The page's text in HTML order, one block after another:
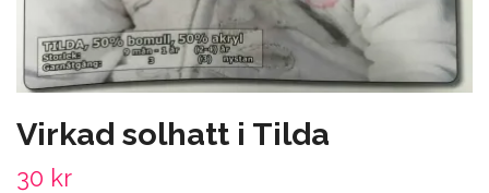
Virkad solhatt i Tilda
30 kr